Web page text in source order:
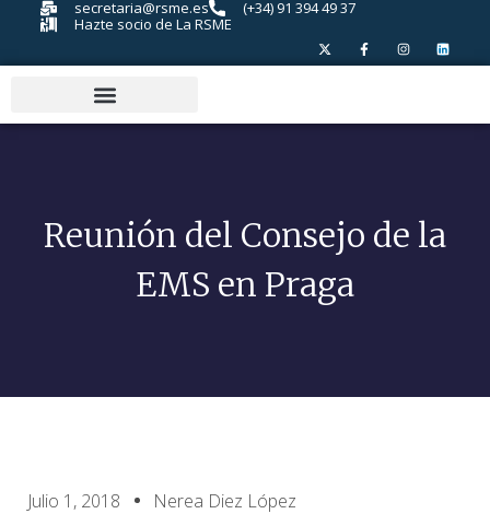
secretaria@rsme.es
(+34) 91 394 49 37
Hazte socio de La RSME
Reunión del Consejo de la
EMS en Praga
Julio 1, 2018 Nerea Diez López